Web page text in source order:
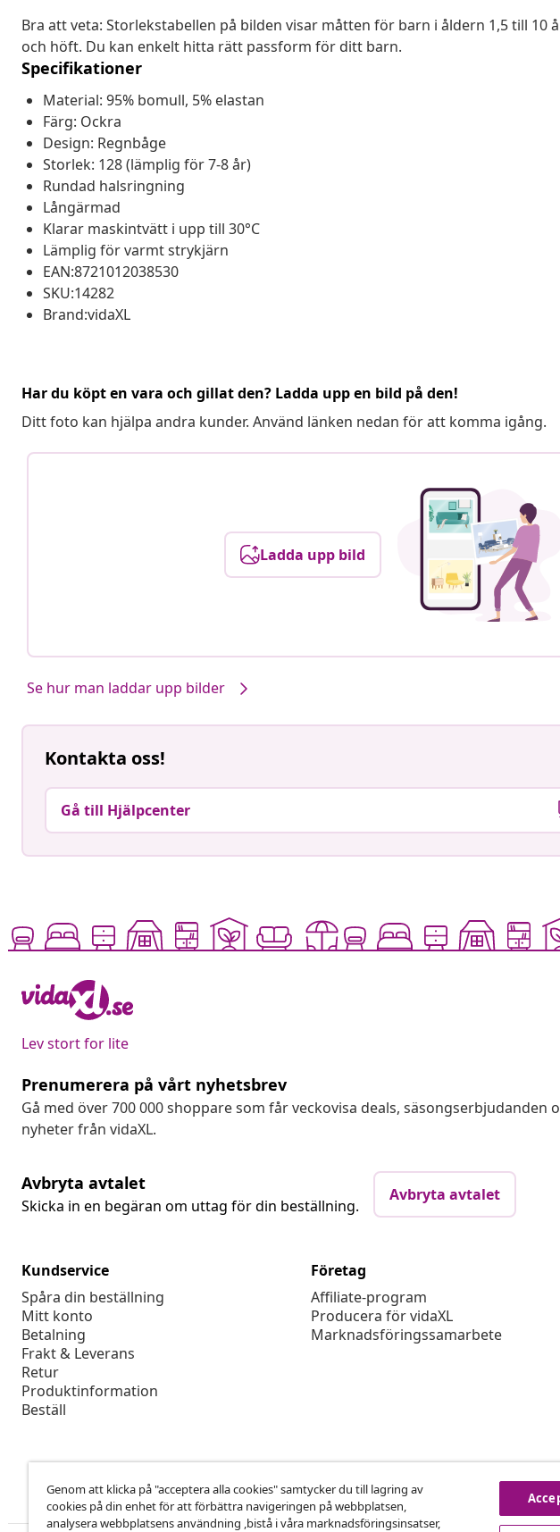
Bra att veta: Storlekstabellen på bilden visar måtten för barn i åldern 1,5 till 10
och höft. Du kan enkelt hitta rätt passform för ditt barn.
Specifikationer
Material: 95% bomull, 5% elastan
Färg: Ockra
Design: Regnbåge
Storlek: 128 (lämplig för 7-8 år)
Rundad halsringning
Långärmad
Klarar maskintvätt i upp till 30°C
Lämplig för varmt strykjärn
EAN:8721012038530
SKU:14282
Brand:vidaXL
Har du köpt en vara och gillat den? Ladda upp en bild på den!
Ditt foto kan hjälpa andra kunder. Använd länken nedan för att komma igång.
Ladda upp bild
Se hur man laddar upp bilder
Kontakta oss!
Gå till Hjälpcenter
Lev stort for lite
Prenumerera på vårt nyhetsbrev
Gå med över 700 000 shoppare som får veckovisa deals, säsongserbjudanden
nyheter från vidaXL.
Avbryta avtalet
Skicka in en begäran om uttag för din beställning.
Avbryta avtalet
Kundservice
Spåra din beställning
Mitt konto
Betalning
Frakt & Leverans
Retur
Produktinformation
Beställ
Företag
Affiliate-program
Producera för vidaXL
Marknadsföringssamarbete
Genom att klicka på "acceptera alla cookies" samtycker du till lagring av
cookies på din enhet för att förbättra navigeringen på webbplatsen,
analysera webbplatsens användning ,bistå i våra marknadsföringsinsatser,